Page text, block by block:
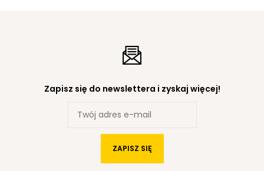
Zapisz się do newslettera i zyskaj więcej!
ZAPISZ SIĘ